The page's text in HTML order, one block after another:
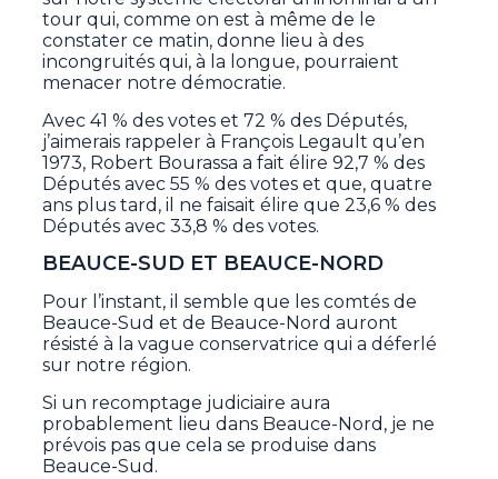
tour qui, comme on est à même de le
constater ce matin, donne lieu à des
incongruités qui, à la longue, pourraient
menacer notre démocratie.
Avec 41 % des votes et 72 % des Députés,
j’aimerais rappeler à François Legault qu’en
1973, Robert Bourassa a fait élire 92,7 % des
Députés avec 55 % des votes et que, quatre
ans plus tard, il ne faisait élire que 23,6 % des
Députés avec 33,8 % des votes.
BEAUCE-SUD ET BEAUCE-NORD
Pour l’instant, il semble que les comtés de
Beauce-Sud et de Beauce-Nord auront
résisté à la vague conservatrice qui a déferlé
sur notre région.
Si un recomptage judiciaire aura
probablement lieu dans Beauce-Nord, je ne
prévois pas que cela se produise dans
Beauce-Sud.